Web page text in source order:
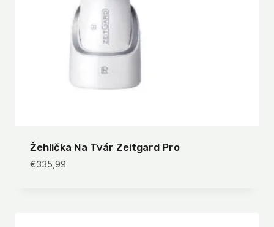
Žehlička Na Tvár Zeitgard Pro
€335,99